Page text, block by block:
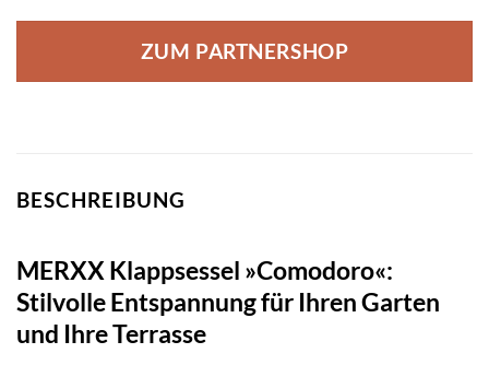
ZUM PARTNERSHOP
BESCHREIBUNG
MERXX Klappsessel »Comodoro«:
Stilvolle Entspannung für Ihren Garten
und Ihre Terrasse